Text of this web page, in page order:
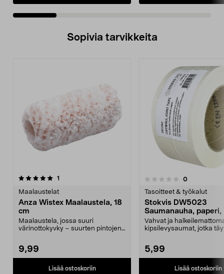
Sopivia tarvikkeita
1
Maalaustelat
Anza Wistex Maalaustela, 18
cm
Maalaustela, jossa suuri
värinottokyvky – suurten pintojen
9,99
Lisää ostoskoriin
0.0 viidestä
0arvostelut
Tasoitteet & työkalut
Stokvis DW5023
Saumanauha,
x 23 m
Vahvat ja
kipsilevysaumat, jotka
5,99
Lisää ostoskoriin